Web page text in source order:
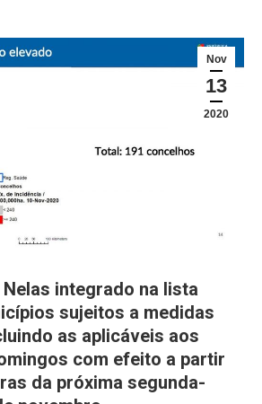
Nov
13
2020
integrado na lista
sujeitos a medidas
as aplicáveis aos
com efeito a partir
da próxima segunda-